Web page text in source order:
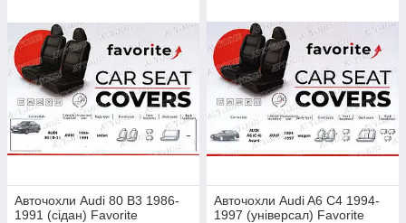
Авточохли Audi 80 B3 1986-
1991 (сідан) Favorite
Авточохли Audi A6 C4 1994-
1997 (універсал) Favorite